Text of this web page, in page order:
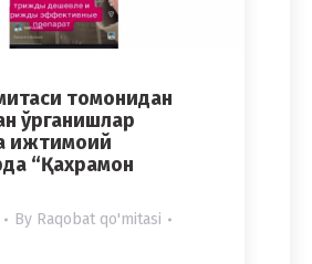
томонидан
ўрганишлар
ижтимоий
“Қахрамон
By Raqobat qo'mitasi